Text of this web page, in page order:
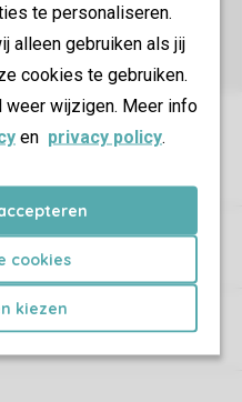
te personaliseren.
alleen gebruiken als jij
cookies te gebruiken.
weer wijzigen. Meer info
en privacy policy.
cookies
kiezen